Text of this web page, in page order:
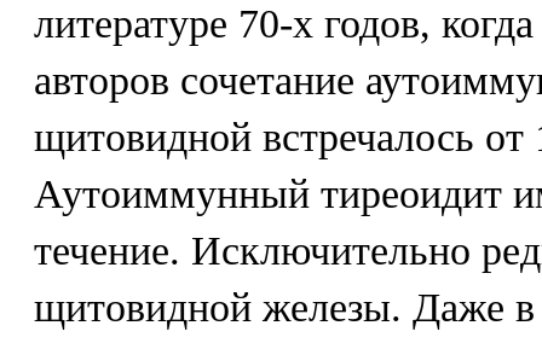
литературе 70-х годов,
авторов сочетание
щитовидной встречалось
Аутоиммунный тиреоидит
течение. Исключительно
щитовидной железы. Даже в